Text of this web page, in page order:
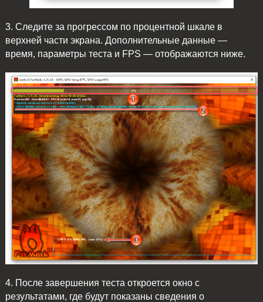
3. Следите за прогрессом по процентной шкале в
верхней части экрана. Дополнительные данные —
время, параметры теста и FPS — отображаются ниже.
4. После завершения теста откроется окно с
результатами, где будут показаны сведения о